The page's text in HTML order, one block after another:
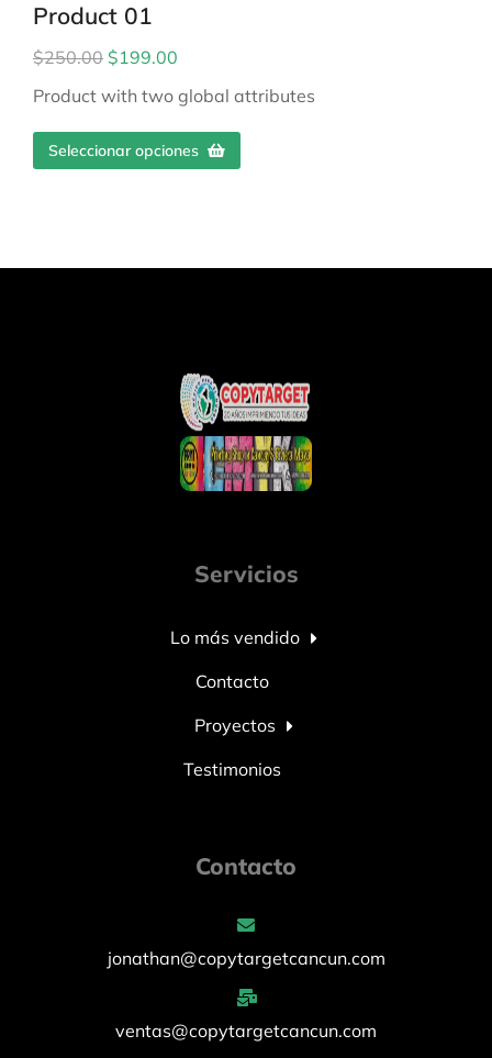
Product 01
$250.00 $199.00
Product with two global attributes
Seleccionar opciones
Servicios
Lo más vendido
Contacto
Proyectos
Testimonios
Contacto
jonathan@copytargetcancun.com
ventas@copytargetcancun.com